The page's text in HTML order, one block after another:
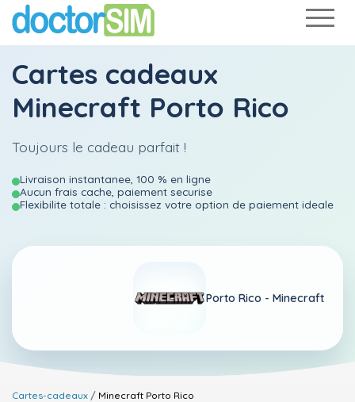
Cartes cadeaux
Minecraft Porto Rico
Toujours le cadeau parfait !
Livraison instantanee, 100 % en ligne
Aucun frais cache, paiement securise
Flexibilite totale : choisissez votre option de paiement ideale
Porto Rico - Minecraft
Cartes-cadeaux Minecraft Porto Rico